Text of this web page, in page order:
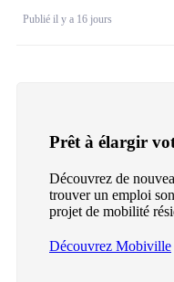
Publié il y a 16 jours
Prêt à élargir
Découvrez de
trouver un emploi
projet de mobilité
Découvrez Mobiville